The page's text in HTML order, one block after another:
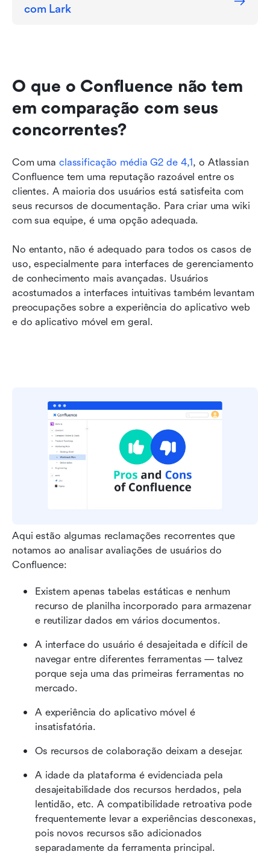
com Lark
O que o Confluence não tem
em comparação com seus
concorrentes?
Com uma classificação média G2 de 4,1, o Atlassian
Confluence tem uma reputação razoável entre os
clientes. A maioria dos usuários está satisfeita com
seus recursos de documentação. Para criar uma wiki
com sua equipe, é uma opção adequada.
No entanto, não é adequado para todos os casos de
uso, especialmente para interfaces de gerenciamento
de conhecimento mais avançadas. Usuários
acostumados a interfaces intuitivas também levantam
preocupações sobre a experiência do aplicativo web
e do aplicativo móvel em geral.
Aqui estão algumas reclamações recorrentes que
notamos ao analisar avaliações de usuários do
Confluence:
Existem apenas tabelas estáticas e nenhum
recurso de planilha incorporado para armazenar
e reutilizar dados em vários documentos.
A interface do usuário é desajeitada e difícil de
navegar entre diferentes ferramentas — talvez
porque seja uma das primeiras ferramentas no
mercado.
A experiência do aplicativo móvel é
insatisfatória.
Os recursos de colaboração deixam a desejar.
A idade da plataforma é evidenciada pela
desajeitabilidade dos recursos herdados, pela
lentidão, etc. A compatibilidade retroativa pode
frequentemente levar a experiências desconexas,
pois novos recursos são adicionados
separadamente da ferramenta principal.